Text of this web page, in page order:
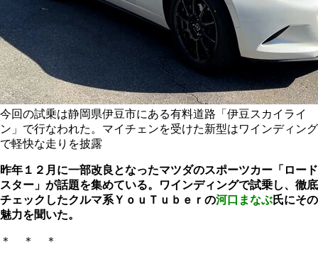
今回の試乗は静岡県伊豆市にある有料道路「伊豆スカイライ
ン」で行なわれた。マイチェンを受けた新型はワインディング
で軽快な走りを披露
昨年１２月に一部改良となったマツダのスポーツカー「ロード
スター」が話題を集めている。ワインディングで試乗し、徹底
チェックしたクルマ系ＹｏｕＴｕｂｅｒの河口まなぶ氏にその
魅力を聞いた。
＊ ＊ ＊